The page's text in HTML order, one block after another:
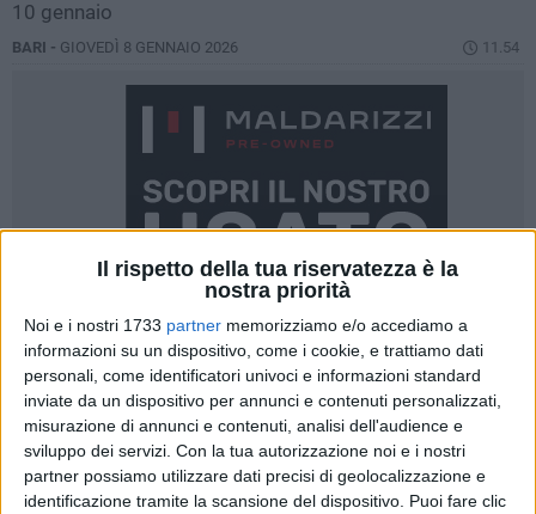
Il rispetto della tua riservatezza è la
nostra priorità
Noi e i nostri 1733 partner memorizziamo e/o accediamo a
informazioni su un dispositivo, come i cookie, e trattiamo dati
personali, come identificatori univoci e informazioni standard
inviate da un dispositivo per annunci e contenuti personalizzati,
misurazione di annunci e contenuti, analisi dell'audience e
sviluppo dei servizi. Con la tua autorizzazione noi e i nostri
partner possiamo utilizzare dati precisi di geolocalizzazione e
identificazione tramite la scansione del dispositivo. Puoi fare clic
10 gennaio
BARI - GIOVEDÌ 8 GENNAIO 2026 11.54
3
GIANLUCA BATTISTA